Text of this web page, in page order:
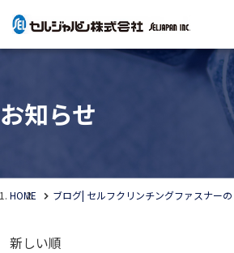
お知らせ
HOME ブログ| セルフクリンチングファスナー
新しい順